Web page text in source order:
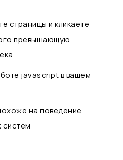
страницы и кликаете
превышающую
javascript в вашем
на поведение
систем